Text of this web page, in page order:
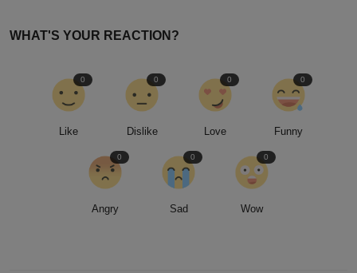
WHAT'S YOUR REACTION?
Like
0
Dislike
0
Love
0
Funny
0
Angry
0
Sad
0
Wow
0